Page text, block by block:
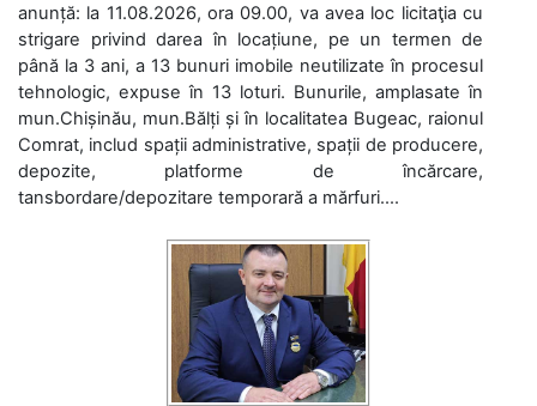
anunță: la 11.08.2026, ora 09.00, va avea loc licitaţia cu
strigare privind darea în locațiune, pe un termen de
până la 3 ani, a 13 bunuri imobile neutilizate în procesul
tehnologic, expuse în 13 loturi. Bunurile, amplasate în
mun.Chișinău, mun.Bălți și în localitatea Bugeac, raionul
Comrat, includ spații administrative, spații de producere,
depozite, platforme de încărcare,
tansbordare/depozitare temporară a mărfuri....